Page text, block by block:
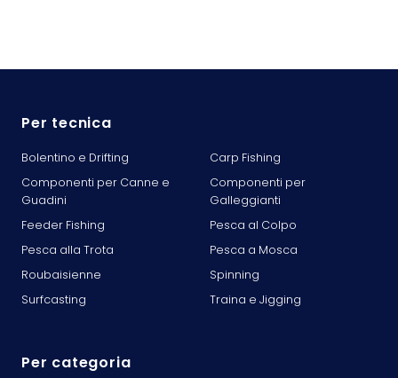
Per tecnica
Bolentino e Drifting
Carp Fishing
Componenti per Canne e
Guadini
Componenti per
Galleggianti
Feeder Fishing
Pesca al Colpo
Pesca alla Trota
Pesca a Mosca
Roubaisienne
Spinning
Surfcasting
Traina e Jigging
Per categoria